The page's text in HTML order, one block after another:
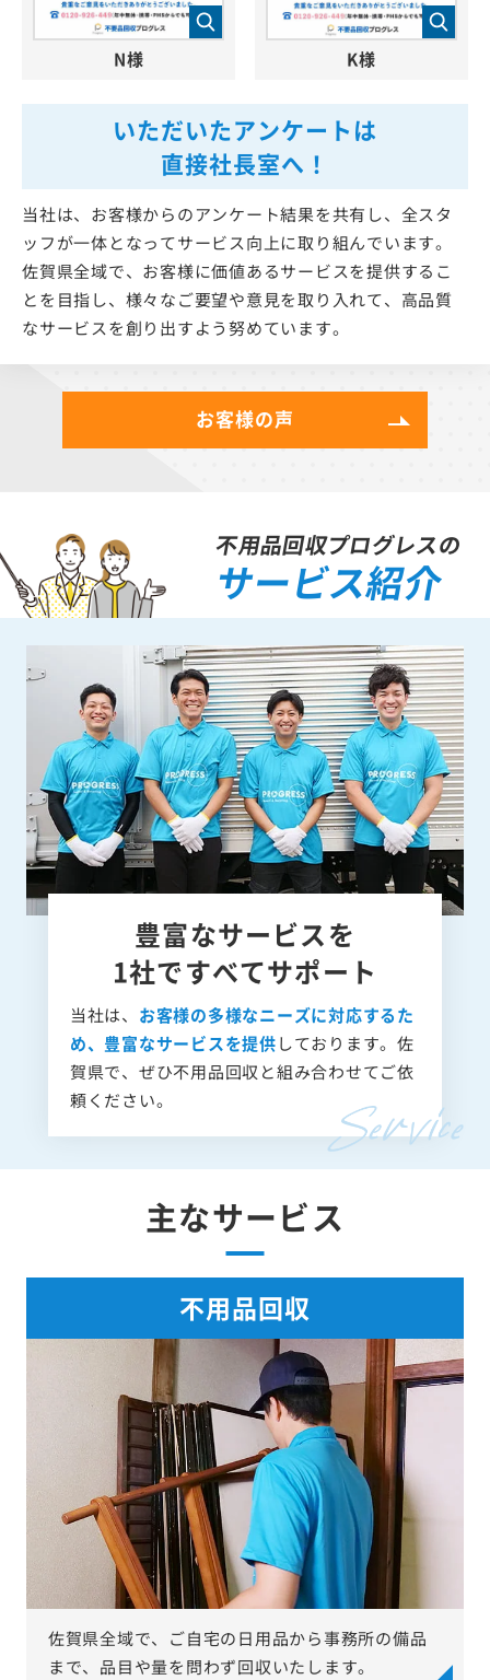
いただいたアンケートは
直接社長室へ！
当社は、お客様からのアンケート結果を共有し、全スタ
ッフが一体となってサービス向上に取り組んでいます。
佐賀県全域で、お客様に価値あるサービスを提供するこ
とを目指し、様々なご要望や意見を取り入れて、高品質
なサービスを創り出すよう努めています。
N様 K様
お客様の声
不用品回収プログレスの
サービス紹介
豊富なサービスを
1社ですべてサポート
当社は、 お客様の多様なニーズに対応するた
め、豊富なサービスを提供しております。佐
賀県で、ぜひ不用品回収と組み合わせてご依
頼ください。
主なサービス
不用品回収
佐賀県全域で、ご自宅の日用品から事務所の備品
まで、品目や量を問わず回収いたします。